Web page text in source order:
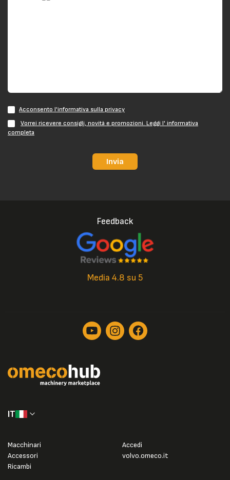
Acconsento l'informativa sulla privacy
Vorrei ricevere consigli, novità e promozioni. Leggi l' informativa
completa
Invia
Feedback
Media 4.8 su 5
IT
Macchinari
Accessori
Ricambi
Accedi
volvo.omeco.it